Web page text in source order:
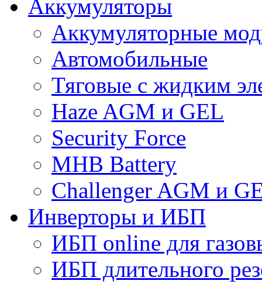
Аккумуляторы
Аккумуляторные
Автомобильные
Тяговые с жидким
Haze AGM и GEL
Security Force
MHB Battery
Challenger AGM и
Инверторы и ИБП
ИБП online для
ИБП длительного